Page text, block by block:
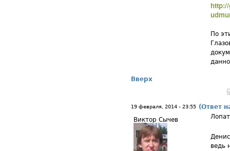
По
Вверх
19 февраля, 2014 - 23:55 (Ответ
Виктор Сычев
ведь